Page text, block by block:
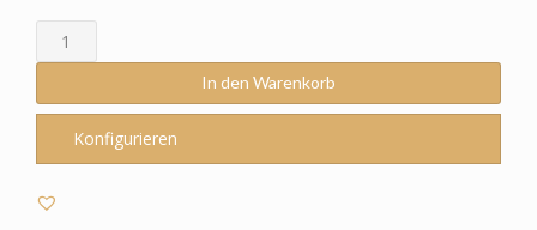
Schultüte
passend
Step
Step
Purple
In den Warenkorb
Konfigurieren